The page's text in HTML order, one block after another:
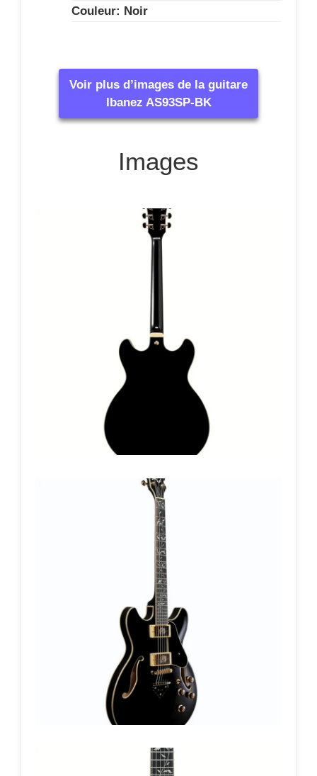
Couleur: Noir
Voir plus d’images de la guitare
Ibanez AS93SP-BK
Images